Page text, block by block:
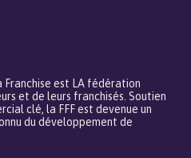
Franchise est LA fédération
et de leurs franchisés. Soutien
clé, la FFF est devenue un
du développement de